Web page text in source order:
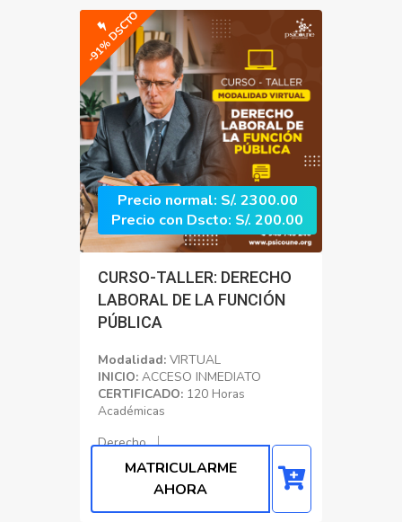
-91% DSCTO
Precio normal: S/. 2300.00
Precio con Dscto: S/. 200.00
CURSO-TALLER: DERECHO
LABORAL DE LA FUNCIÓN
PÚBLICA
Modalidad: VIRTUAL
INICIO: ACCESO INMEDIATO
CERTIFICADO: 120 Horas
Académicas
Derecho
MATRICULARME
AHORA